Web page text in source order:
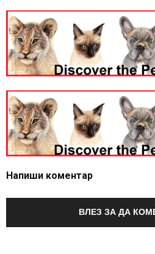
Напиши коментар
ВЛЕЗ ЗА ДА